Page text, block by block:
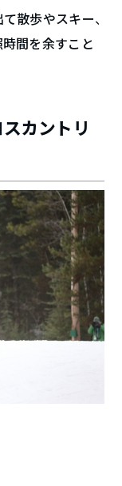
散歩やスキー、
間を余すこと
カントリ